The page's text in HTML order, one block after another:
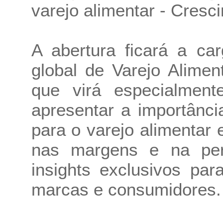
varejo alimentar -
A abertura ficará a
global de Varejo
que virá
apresentar a
para o varejo alimentar
nas margens e na
insights exclusivos
marcas e consumidores.